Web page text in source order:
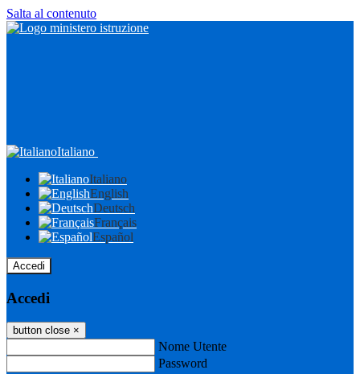
Salta al contenuto
Italiano
Italiano
English
Deutsch
Français
Español
Accedi
Accedi
button close ×
Nome Utente
Password